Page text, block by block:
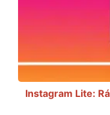
Instagram Lite: